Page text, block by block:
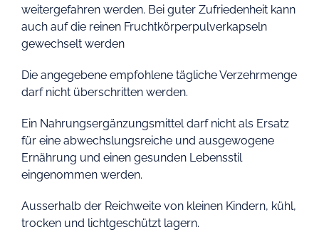
weitergefahren werden. Bei guter Zufriedenheit kann
auch auf die reinen Fruchtkörperpulverkapseln
gewechselt werden
Die angegebene empfohlene tägliche Verzehrmenge
darf nicht überschritten werden.
Ein Nahrungsergänzungsmittel darf nicht als Ersatz
für eine abwechslungsreiche und ausgewogene
Ernährung und einen gesunden Lebensstil
eingenommen werden.
Ausserhalb der Reichweite von kleinen Kindern, kühl,
trocken und lichtgeschützt lagern.